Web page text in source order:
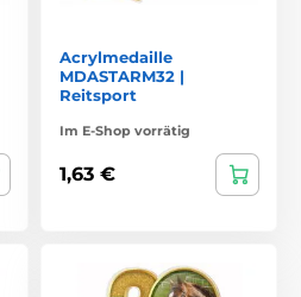
Acrylmedaille
MDASTARM32 |
Reitsport
Im E-Shop vorrätig
1,63 €